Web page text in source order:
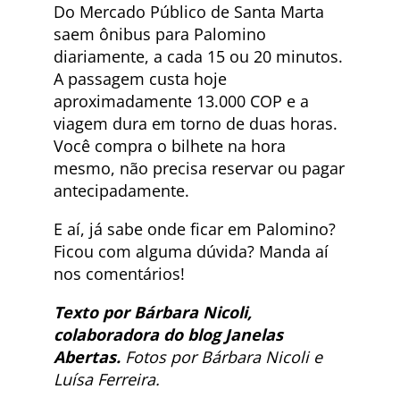
Do Mercado Público de Santa Marta
saem ônibus para Palomino
diariamente, a cada 15 ou 20 minutos.
A passagem custa hoje
aproximadamente 13.000 COP e a
viagem dura em torno de duas horas.
Você compra o bilhete na hora
mesmo, não precisa reservar ou pagar
antecipadamente.
E aí, já sabe onde ficar em Palomino?
Ficou com alguma dúvida? Manda aí
nos comentários!
Texto por Bárbara Nicoli,
colaboradora do blog Janelas
Abertas. Fotos por Bárbara Nicoli e
Luísa Ferreira.